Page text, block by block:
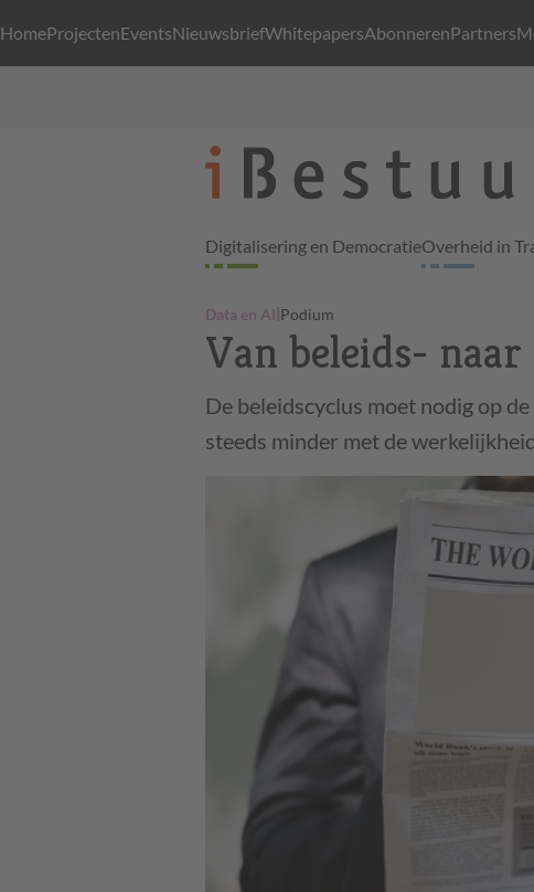
HomeProjectenEventsNieuwsbriefWhitepapersAbonnerenPartners
Digitalisering en DemocratieOverheid in
Data en AI|Podium
Van beleids- naar
De beleidscyclus moet nodig op
steeds minder met de